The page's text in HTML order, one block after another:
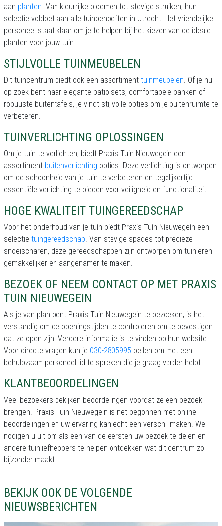
aan planten. Van kleurrijke bloemen tot stevige struiken, hun
selectie voldoet aan alle tuinbehoeften in Utrecht. Het vriendelijke
personeel staat klaar om je te helpen bij het kiezen van de ideale
planten voor jouw tuin.
STIJLVOLLE TUINMEUBELEN
Dit tuincentrum biedt ook een assortiment tuinmeubelen. Of je nu
op zoek bent naar elegante patio sets, comfortabele banken of
robuuste buitentafels, je vindt stijlvolle opties om je buitenruimte te
verbeteren.
TUINVERLICHTING OPLOSSINGEN
Om je tuin te verlichten, biedt Praxis Tuin Nieuwegein een
assortiment buitenverlichting opties. Deze verlichting is ontworpen
om de schoonheid van je tuin te verbeteren en tegelijkertijd
essentiële verlichting te bieden voor veiligheid en functionaliteit.
HOGE KWALITEIT TUINGEREEDSCHAP
Voor het onderhoud van je tuin biedt Praxis Tuin Nieuwegein een
selectie tuingereedschap. Van stevige spades tot precieze
snoeischaren, deze gereedschappen zijn ontworpen om tuinieren
gemakkelijker en aangenamer te maken.
BEZOEK OF NEEM CONTACT OP MET PRAXIS
TUIN NIEUWEGEIN
Als je van plan bent Praxis Tuin Nieuwegein te bezoeken, is het
verstandig om de openingstijden te controleren om te bevestigen
dat ze open zijn. Verdere informatie is te vinden op hun website.
Voor directe vragen kun je 030-2805995 bellen om met een
behulpzaam personeel lid te spreken die je graag verder helpt.
KLANTBEOORDELINGEN
Veel bezoekers bekijken beoordelingen voordat ze een bezoek
brengen. Praxis Tuin Nieuwegein is net begonnen met online
beoordelingen en uw ervaring kan echt een verschil maken. We
nodigen u uit om als een van de eersten uw bezoek te delen en
andere tuinliefhebbers te helpen ontdekken wat dit centrum zo
bijzonder maakt.
BEKIJK OOK DE VOLGENDE
NIEUWSBERICHTEN